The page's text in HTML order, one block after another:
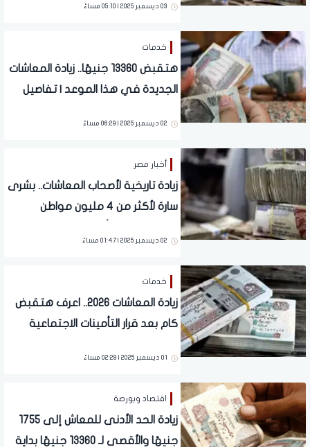
03 ديسمبر 2025 | 05:10 مساءً
خدمات
هتقبض 13360 جنيهًا.. زيادة المعاشات
الجديدة في هذا الموعد | تفاصيل
02 ديسمبر 2025 | 06:29 مساءً
أخبار مصر
زيادة تاريخية لأصحاب المعاشات.. بشرى
سارة لأكثر من 4 مليون مواطن
02 ديسمبر 2025 | 01:47 مساءً
خدمات
زيادة المعاشات 2026.. اعرف هتقبض
كام بعد قرار التأمينات الاجتماعية
01 ديسمبر 2025 | 02:28 مساءً
اقتصاد وبورصة
زيادة الحد الأدنى للمعاش إلى 1755
جنيهًا والأقصى لـ 13360 جنيهًا بداية